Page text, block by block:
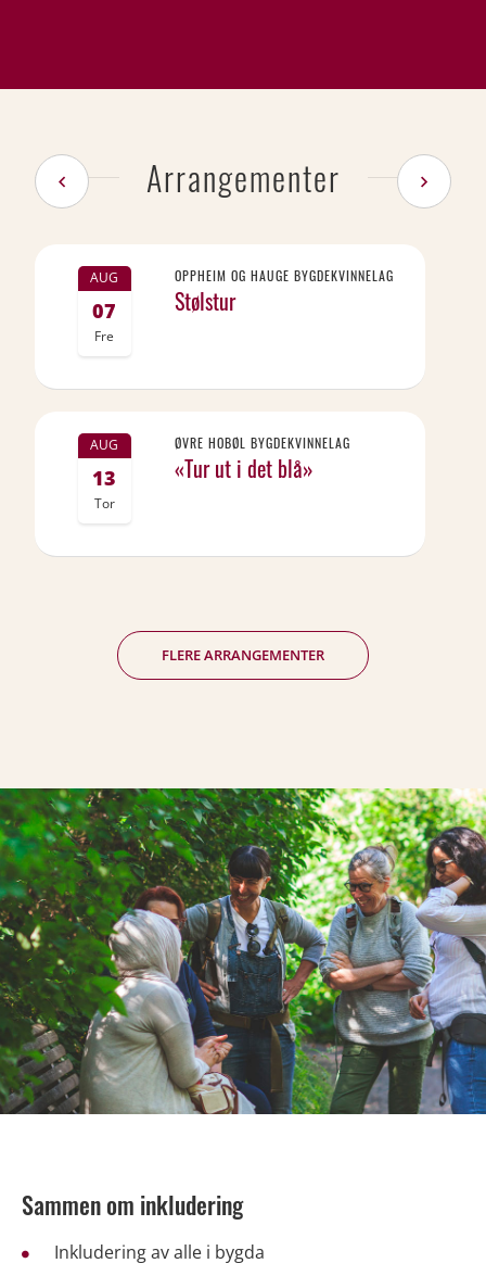
Arrangementer
AUG
07
Fre
OPPHEIM OG HAUGE BYGDEKVINNELAG
Stølstur
AUG
13
Tor
ØVRE HOBØL BYGDEKVINNELAG
«Tur ut i det blå»
FLERE ARRANGEMENTER
Sammen om inkludering
Inkludering av alle i bygda